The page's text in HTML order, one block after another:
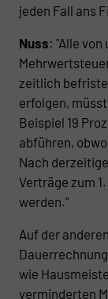
jeden Fall ans
Nuss: "Alle
zeitlich
erfolgen,
Beispiel 19
abführen,
Nach
Verträge zum
werden."
Auf der
wie
verminderten